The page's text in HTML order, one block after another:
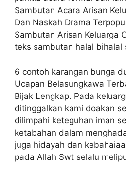
Sambutan Acara Arisan
Dan Naskah Drama
Sambutan Arisan Keluarga
teks sambutan halal bihalal
6 contoh karangan bunga
Ucapan Belasungkawa
Bijak Lengkap. Pada
ditinggalkan kami doakan
dilimpahi keteguhan iman
ketabahan dalam
juga hidayah dan
pada Allah Swt selalu